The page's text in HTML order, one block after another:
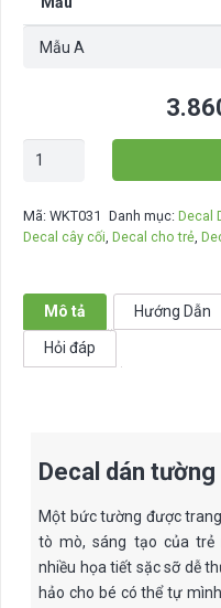
Decal
Bird
Deer
-
WKT031
Mã: WKT031 Danh mục:Decal
Decal cây cối Decal cho trẻ
Mô tả Hướng Dẫn
Hỏi đáp
Decal dán
Một bức tường được
tò mò, sáng tạo của trẻ
nhiều họa tiết sặc sỡ dễ
hảo cho bé có thể tự